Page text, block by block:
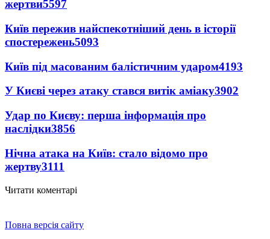
жертви5597
Київ пережив найспекотніший день в історії
спостережень5093
Київ під масованим балістичним ударом4193
У Києві через атаку стався витік аміаку3902
Удар по Києву: перша інформація про
наслідки3856
Нічна атака на Київ: стало відомо про
жертву3111
Читати коментарі
Повна версія сайту